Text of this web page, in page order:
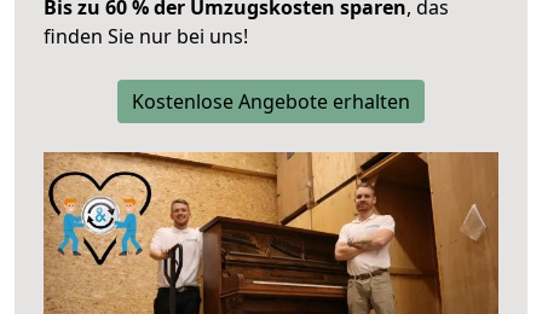
Bis zu 60 % der Umzugskosten sparen, das
finden Sie nur bei uns!
Kostenlose Angebote erhalten